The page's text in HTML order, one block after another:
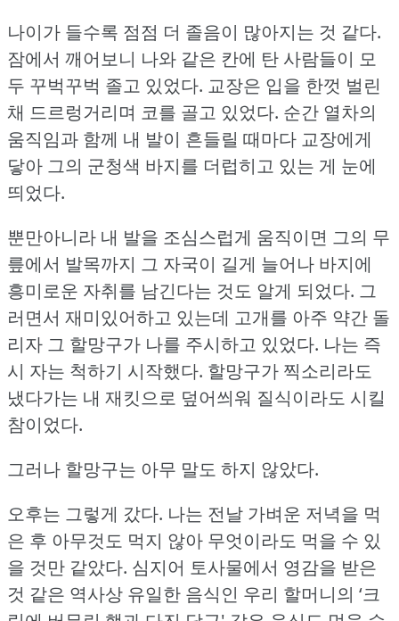
나이가 들수록 점점 더 졸음이 많아지는 것 같다.
잠에서 깨어보니 나와 같은 칸에 탄 사람들이 모
두 꾸벅꾸벅 졸고 있었다. 교장은 입을 한껏 벌린
채 드르렁거리며 코를 골고 있었다. 순간 열차의
움직임과 함께 내 발이 흔들릴 때마다 교장에게
닿아 그의 군청색 바지를 더럽히고 있는 게 눈에
띄었다.
뿐만아니라 내 발을 조심스럽게 움직이면 그의 무
릎에서 발목까지 그 자국이 길게 늘어나 바지에
흥미로운 자취를 남긴다는 것도 알게 되었다. 그
러면서 재미있어하고 있는데 고개를 아주 약간 돌
리자 그 할망구가 나를 주시하고 있었다. 나는 즉
시 자는 척하기 시작했다. 할망구가 찍소리라도
냈다가는 내 재킷으로 덮어씌워 질식이라도 시킬
참이었다.
그러나 할망구는 아무 말도 하지 않았다.
오후는 그렇게 갔다. 나는 전날 가벼운 저녁을 먹
은 후 아무것도 먹지 않아 무엇이라도 먹을 수 있
을 것만 같았다. 심지어 토사물에서 영감을 받은
것 같은 역사상 유일한 음식인 우리 할머니의 ‘크